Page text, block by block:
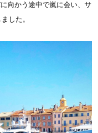
向かう途中で嵐に会い、サ
した。